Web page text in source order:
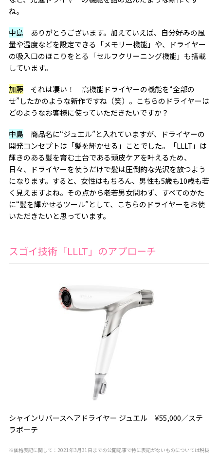
ね。
中島ありがとうございます。加えていえば、自分好みの風
量や温度などを設定できる「メモリー機能」や、ドライヤー
の吸入口のほこりをとる「セルフクリーニング機能」も搭載
しています。
加藤それは凄い！ 高機能ドライヤーの機能を“全部の
せ”したかのような新作ですね（笑）。こちらのドライヤーは
どのようなお客様に使っていただきたいですか？
中島商品名に“ジュエル”と入れていますが、ドライヤーの
開発コンセプトは「髪を輝かせる」ことでした。「LLLT」は
輝きのある髪を育む土台である頭皮ケアを叶えるため、
日々、ドライヤーを使うだけで髪は圧倒的な光沢を放つよう
になります。すると、女性はもちろん、男性も5歳も10歳も若
く見えますよね。その点から老若男女問わず、すべてのかた
に“髪を輝かせるツール”として、こちらのドライヤーをお使
いただきたいと思っています。
スゴイ技術「LLLT」のアプローチ
シャインリバースヘアドライヤー ジュエル ¥55,000／ステ
ラボーテ
※価格表記に関して：2021年3月31日までの公開記事で特に表記がないものについては税抜